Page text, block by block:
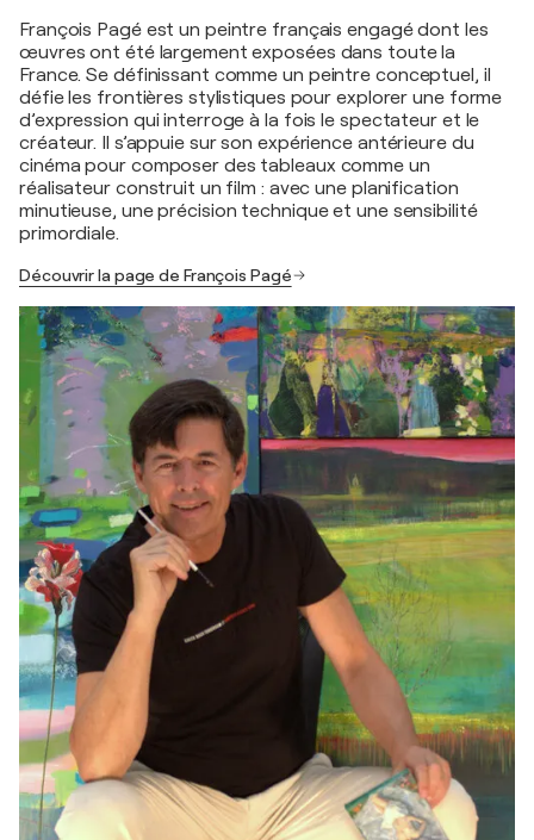
François Pagé est un peintre français engagé dont les
œuvres ont été largement exposées dans toute la
France. Se définissant comme un peintre conceptuel, il
défie les frontières stylistiques pour explorer une forme
d’expression qui interroge à la fois le spectateur et le
créateur. Il s’appuie sur son expérience antérieure du
cinéma pour composer des tableaux comme un
réalisateur construit un film : avec une planification
minutieuse, une précision technique et une sensibilité
primordiale.
Découvrir la page de François Pagé